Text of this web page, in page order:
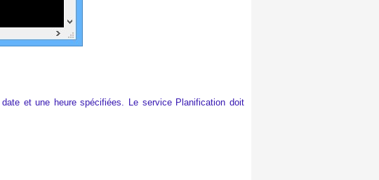
et une heure spécifiées. Le service Planification doit